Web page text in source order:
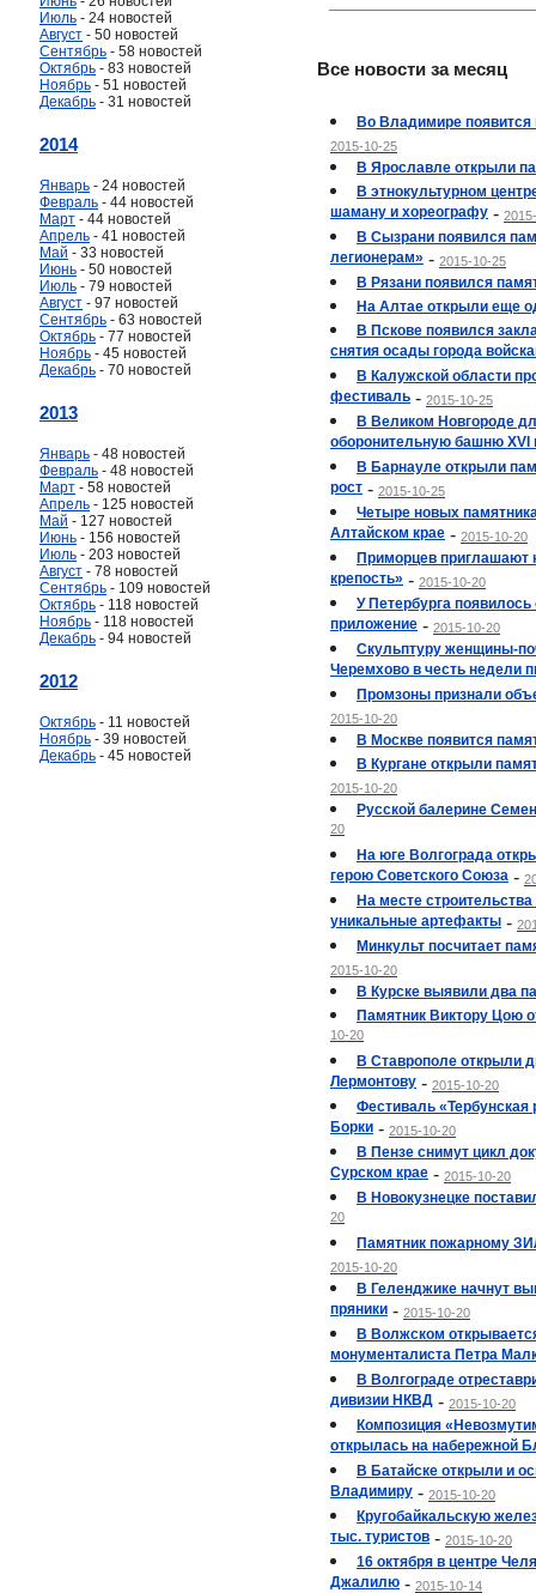
Июль - 24 новостей
Август - 50 новостей
Сентябрь - 58 новостей
Октябрь - 83 новостей
Ноябрь - 51 новостей
Декабрь - 31 новостей
2014
Январь - 24 новостей
Февраль - 44 новостей
Март - 44 новостей
Апрель - 41 новостей
Май - 33 новостей
Июнь - 50 новостей
Июль - 79 новостей
Август - 97 новостей
Сентябрь - 63 новостей
Октябрь - 77 новостей
Ноябрь - 45 новостей
Декабрь - 70 новостей
2013
Январь - 48 новостей
Февраль - 48 новостей
Март - 58 новостей
Апрель - 125 новостей
Май - 127 новостей
Июнь - 156 новостей
Июль - 203 новостей
Август - 78 новостей
Сентябрь - 109 новостей
Октябрь - 118 новостей
Ноябрь - 118 новостей
Декабрь - 94 новостей
2012
Октябрь - 11 новостей
Ноябрь - 39 новостей
Декабрь - 45 новостей
Все новости за месяц
Во Владимире
2015-10-25
В Ярославле открыли
В этнокультурном
шаману и хореографу -
В Сызрани появился
легионерам» - 2015-10-25
В Рязани появился
На Алтае открыли еще
В Пскове появился
снятия осады города
В Калужской области
фестиваль - 2015-10-25
В Великом Новгороде
оборонительную башню XVI
В Барнауле открыли
рост - 2015-10-25
Четыре новых
Алтайском крае - 2015-10-20
Приморцев приглашают
крепость» - 2015-10-20
У Петербурга
приложение - 2015-10-20
Скульптуру женщины-
Черемхово в честь недели
Промзоны признали
2015-10-20
В Москве появится
В Кургане открыли
2015-10-20
Русской балерине
20
На юге Волгограда
герою Советского Союза -
На месте
уникальные артефакты -
Минкульт посчитает
2015-10-20
В Курске выявили два
Памятник Виктору Цою
10-20
В Ставрополе открыли
Лермонтову - 2015-10-20
Фестиваль
Борки - 2015-10-20
В Пензе снимут цикл
Сурском крае - 2015-10-20
В Новокузнецке
20
Памятник пожарному
2015-10-20
В Геленджике начнут
пряники - 2015-10-20
В Волжском
монументалиста Петра
В Волгограде
дивизии НКВД - 2015-10-20
Композиция
открылась на набережной
В Батайске открыли и
Владимиру - 2015-10-20
Кругобайкальскую
тыс. туристов - 2015-10-20
16 октября в центре
Джалилю - 2015-10-14